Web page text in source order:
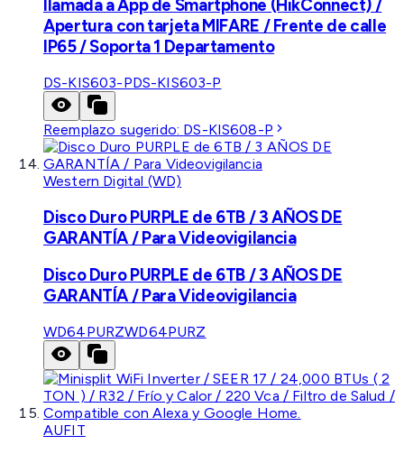
llamada a App de Smartphone (HikConnect) /
Apertura con tarjeta MIFARE / Frente de calle
IP65 / Soporta 1 Departamento
DS-KIS603-PDS-KIS603-P
Reemplazo sugerido: DS-KIS608-P
Western Digital (WD)
Disco Duro PURPLE de 6TB / 3 AÑOS DE
GARANTÍA / Para Videovigilancia
Disco Duro PURPLE de 6TB / 3 AÑOS DE
GARANTÍA / Para Videovigilancia
WD64PURZWD64PURZ
AUFIT